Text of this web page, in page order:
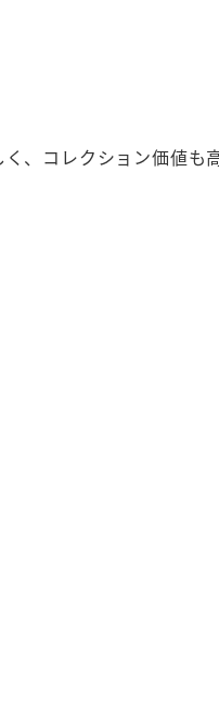
、コレクション価値も